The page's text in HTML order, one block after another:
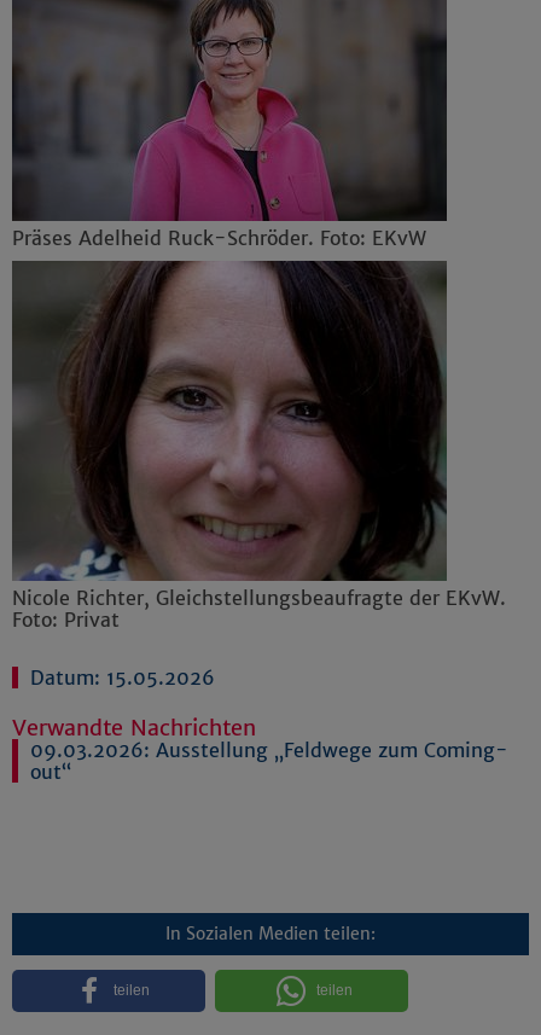
Präses Adelheid Ruck-Schröder. Foto: EKvW
Nicole Richter, Gleichstellungsbeaufragte der EKvW.
Foto: Privat
Datum: 15.05.2026
Verwandte Nachrichten
09.03.2026: Ausstellung „Feldwege zum Coming-
out“
In Sozialen Medien teilen:
teilen teilen